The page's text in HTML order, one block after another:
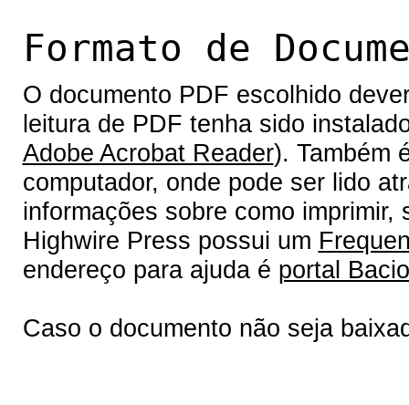
Formato de
O documento PDF escolhido
leitura de PDF tenha sido
Adobe Acrobat Reader). Também
computador, onde pode ser lido
informações sobre como
Highwire Press possui um
endereço para ajuda é portal
Caso o documento não seja